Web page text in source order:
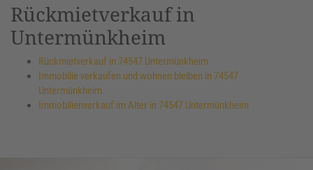
Rückmietverkauf in
Untermünkheim
Rückmietverkauf in 74547 Untermünkheim
Immobilie verkaufen und wohnen bleiben in 74547
Untermünkheim
Immobilienverkauf im Alter in 74547 Untermünkheim